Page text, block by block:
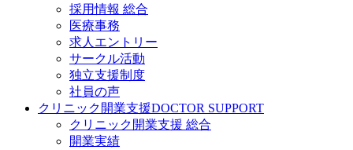
採用情報 総合
医療事務
求人エントリー
サークル活動
独立支援制度
社員の声
クリニック開業支援DOCTOR SUPPORT
クリニック開業支援 総合
開業実績